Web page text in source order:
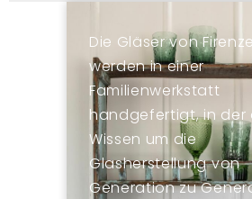
Die Gläser von Firenze
werden in einer
Familienwerkstatt
handgefertigt, in der
Wissen um die
Glasherstellung von
Generation zu